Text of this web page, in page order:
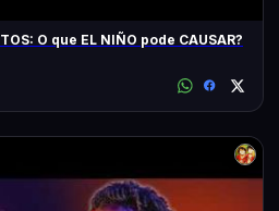
O que EL NIÑO pode CAUSAR?